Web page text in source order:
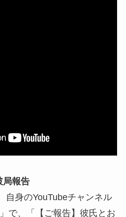
局報告
自身のYouTubeチャンネル
で、「【ご報告】彼氏とお